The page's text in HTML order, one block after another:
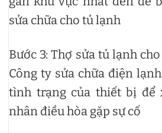
sửa chữa cho tủ lạnh
Bước 3: Thợ sửa tủ lạnh
Công ty sửa chữa điện
tình trạng của thiết bị để
nhân điều hòa gặp sự cố